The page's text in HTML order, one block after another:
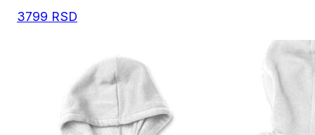
3799 RSD